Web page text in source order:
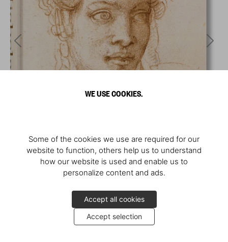
WE USE COOKIES.
Some of the cookies we use are required for our
website to function, others help us to understand
how our website is used and enable us to
personalize content and ads.
Accept all cookies
Accept selection